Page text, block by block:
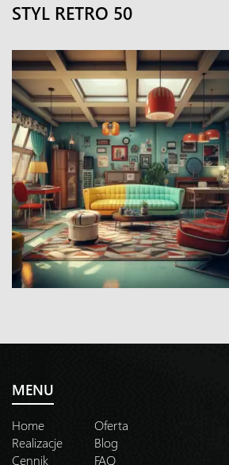
STYL RETRO 50
MENU
Home
Oferta
Realizacje
Blog
Cennik
FAQ